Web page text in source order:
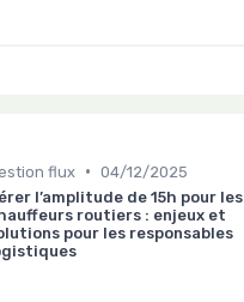
flux • 04/12/2025
l’amplitude de 15h pour les
routiers : enjeux et
pour les responsables